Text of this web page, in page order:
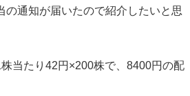
の通知が届いたので紹介したいと思
当たり42円×200株で、8400円の配